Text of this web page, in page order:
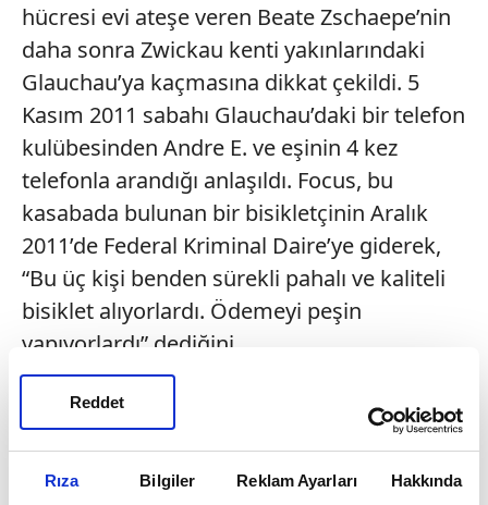
Rıza Bilgiler Reklam Ayarları Hakkında
Reddet
hücresi evi ateşe veren Beate Zschaepe’nin
daha sonra Zwickau kenti yakınlarındaki
Glauchau’ya kaçmasına dikkat çekildi. 5
Kasım 2011 sabahı Glauchau’daki bir telefon
kulübesinden Andre E. ve eşinin 4 kez
telefonla arandığı anlaşıldı. Focus, bu
kasabada bulunan bir bisikletçinin Aralık
2011’de Federal Kriminal Daire’ye giderek,
“Bu üç kişi benden sürekli pahalı ve kaliteli
bisiklet alıyorlardı. Ödemeyi peşin
yapıyorlardı” dediğini
yazdı.\n\n \n\nZWİCKAU